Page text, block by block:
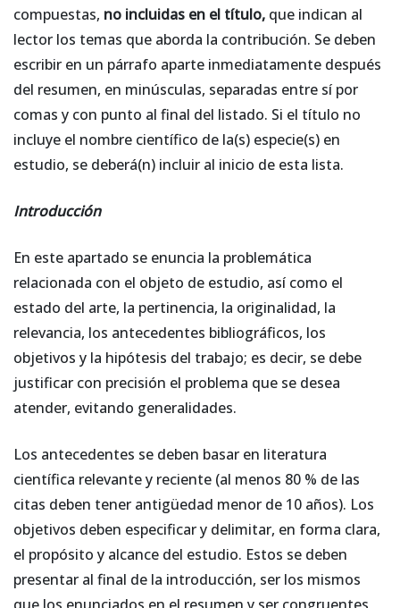
compuestas, no incluidas en el título, que indican al
lector los temas que aborda la contribución. Se deben
escribir en un párrafo aparte inmediatamente después
del resumen, en minúsculas, separadas entre sí por
comas y con punto al final del listado. Si el título no
incluye el nombre científico de la(s) especie(s) en
estudio, se deberá(n) incluir al inicio de esta lista.
Introducción
En este apartado se enuncia la problemática
relacionada con el objeto de estudio, así como el
estado del arte, la pertinencia, la originalidad, la
relevancia, los antecedentes bibliográficos, los
objetivos y la hipótesis del trabajo; es decir, se debe
justificar con precisión el problema que se desea
atender, evitando generalidades.
Los antecedentes se deben basar en literatura
científica relevante y reciente (al menos 80 % de las
citas deben tener antigüedad menor de 10 años). Los
objetivos deben especificar y delimitar, en forma clara,
el propósito y alcance del estudio. Estos se deben
presentar al final de la introducción, ser los mismos